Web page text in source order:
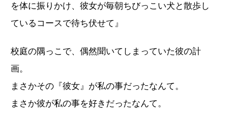
を体に振りかけ、彼女が毎朝ちびっこい犬と散歩し
ているコースで待ち伏せて』
校庭の隅っこで、偶然聞いてしまっていた彼の計
画。
まさかその『彼女』が私の事だったなんて。
まさか彼が私の事を好きだったなんて。